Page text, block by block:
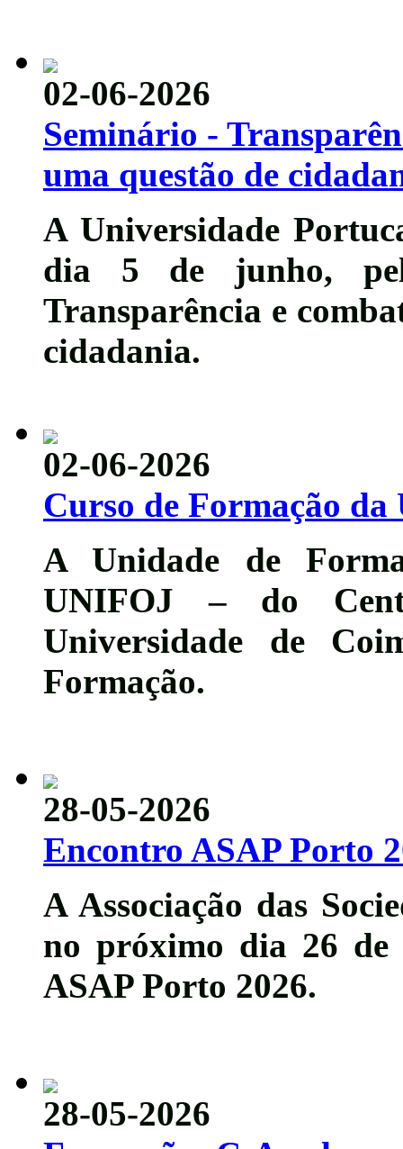
02-06-2026
Seminário -
uma questão de
A Universidade
dia 5 de junho,
Transparência e
cidadania.
02-06-2026
Curso de Formação
A Unidade de
UNIFOJ – do
Universidade de
Formação.
28-05-2026
Encontro ASAP Porto
A Associação das
no próximo dia 26
ASAP Porto 2026.
28-05-2026